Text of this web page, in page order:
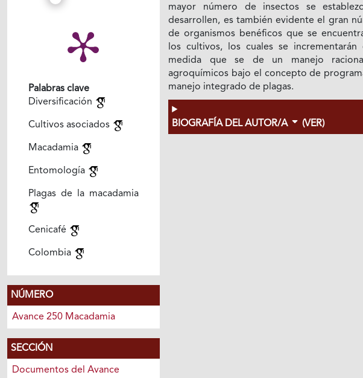
Palabras clave
Diversificación
Cultivos asociados
Macadamia
Entomología
Plagas de la macadamia
Cenicafé
Colombia
NÚMERO
Avance 250 Macadamia
SECCIÓN
Documentos del Avance
mayor número de insectos se
desarrollen, es también evidente el gran
de organismos benéficos que se
los cultivos, los cuales se incrementarán
medida que se de un manejo
agroquímicos bajo el concepto de
manejo integrado de plagas.
BIOGRAFÍA DEL AUTOR/A (VER)